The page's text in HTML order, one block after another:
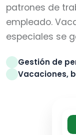
patrones de
empleado.
especiales se
Gestión de
Vacaciones,